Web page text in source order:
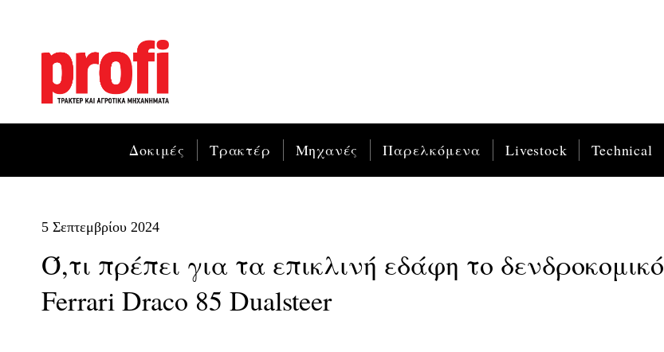
Δοκιμές Τρακτέρ Μηχανές Παρελκόμενα Livestock Technical
5 Σεπτεμβρίου 2024
Ό,τι πρέπει για τα επικλινή εδάφη το δενδροκομικό
Ferrari Draco 85 Dualsteer